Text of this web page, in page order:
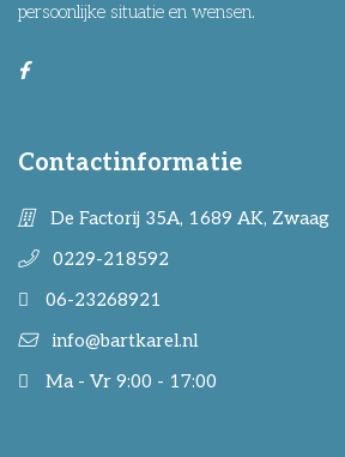
persoonlijke situatie en wensen.
Contactinformatie
De Factorij 35A, 1689 AK, Zwaag
0229-218592
06-23268921
info@bartkarel.nl
Ma - Vr 9:00 - 17:00